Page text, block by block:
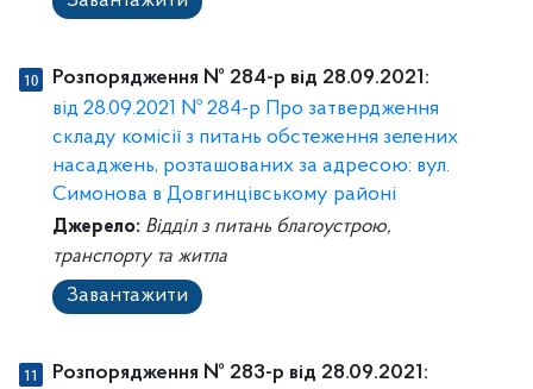
Розпорядження № 284-р від 28.09.2021:
від 28.09.2021 № 284-р Про затвердження
складу комісії з питань обстеження зелених
насаджень, розташованих за адресою: вул.
Симонова в Довгинцівському районі
Джерело: Відділ з питань благоустрою,
транспорту та житла
Завантажити
Розпорядження № 283-р від 28.09.2021: